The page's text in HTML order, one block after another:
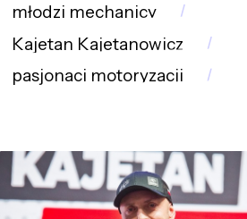
młodzi mechanicy
Kajetan Kajetanowicz
pasjonaci motoryzacji